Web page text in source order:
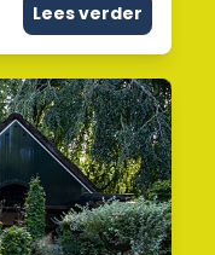
Lees verder